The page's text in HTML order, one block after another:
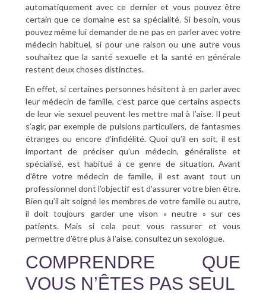
automatiquement avec ce dernier et vous pouvez être
certain que ce domaine est sa spécialité. Si besoin, vous
pouvez même lui demander de ne pas en parler avec votre
médecin habituel, si pour une raison ou une autre vous
souhaitez que la santé sexuelle et la santé en générale
restent deux choses distinctes.
En effet, si certaines personnes hésitent à en parler avec
leur médecin de famille, c’est parce que certains aspects
de leur vie sexuel peuvent les mettre mal à l’aise. Il peut
s’agir, par exemple de pulsions particuliers, de fantasmes
étranges ou encore d’infidélité. Quoi qu’il en soit, il est
important de préciser qu’un médecin, généraliste et
spécialisé, est habitué à ce genre de situation. Avant
d’être votre médecin de famille, il est avant tout un
professionnel dont l’objectif est d’assurer votre bien être.
Bien qu’il ait soigné les membres de votre famille ou autre,
il doit toujours garder une vison « neutre » sur ces
patients. Mais si cela peut vous rassurer et vous
permettre d’être plus à l’aise, consultez un sexologue.
COMPRENDRE QUE
VOUS N’ÊTES PAS SEUL